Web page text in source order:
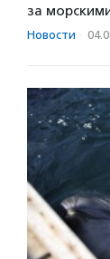
за
Новости ·